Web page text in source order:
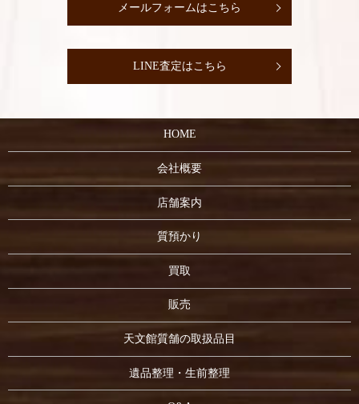
メールフォームはこちら
LINE査定はこちら
HOME
会社概要
店舗案内
質預かり
買取
販売
天文館質舗の取扱品目
遺品整理・生前整理